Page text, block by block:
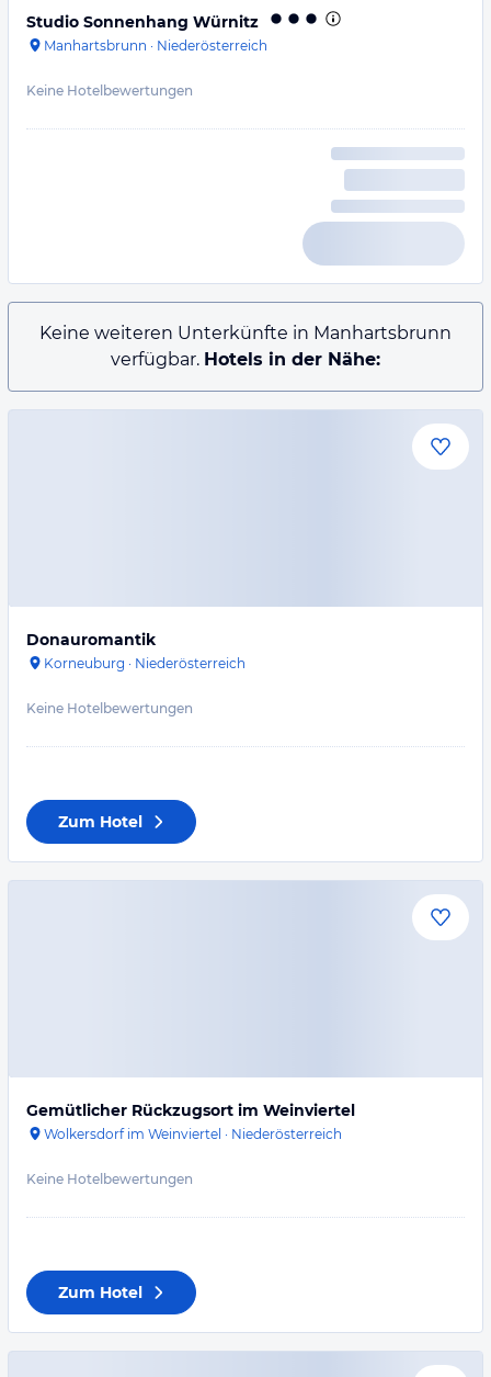
Studio Sonnenhang Würnitz
Manhartsbrunn · Niederösterreich
Keine Hotelbewertungen
Keine weiteren Unterkünfte in Manhartsbrunn
verfügbar. Hotels in der Nähe:
Donauromantik
Korneuburg · Niederösterreich
Keine Hotelbewertungen
Zum Hotel
Gemütlicher Rückzugsort im Weinviertel
Wolkersdorf im Weinviertel · Niederösterreich
Keine Hotelbewertungen
Zum Hotel